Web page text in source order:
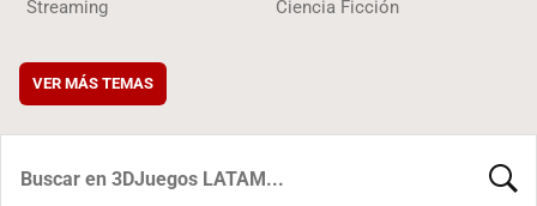
Streaming Ciencia Ficción
VER MÁS TEMAS